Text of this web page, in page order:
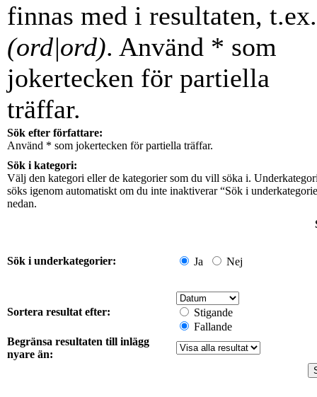
finnas med i resultaten, t.ex.
(ord|ord). Använd * som
jokertecken för partiella
träffar.
Sök efter författare:
Använd * som jokertecken för partiella träffar.
Sök i kategori:
Välj den kategori eller de kategorier som du vill söka i.
söks igenom automatiskt om du inte inaktiverar “Sök i
nedan.
Sök i underkategorier: Ja Nej
Sortera resultat efter:
Stigande
Fallande
Begränsa resultaten till inlägg
nyare än: